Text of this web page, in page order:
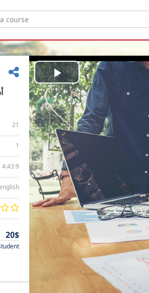
21
1
4:43:9
20$
Play
Video